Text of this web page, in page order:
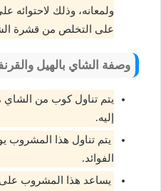
ولمعانه، وذلك لاحتوائه
على التخلص من قشرة
وصفة الشاي بالهيل
يتم تناول كوب من الشاي
إليه.
يتم تناول هذا المشروب
الفوائد.
يساعد هذا المشروب على